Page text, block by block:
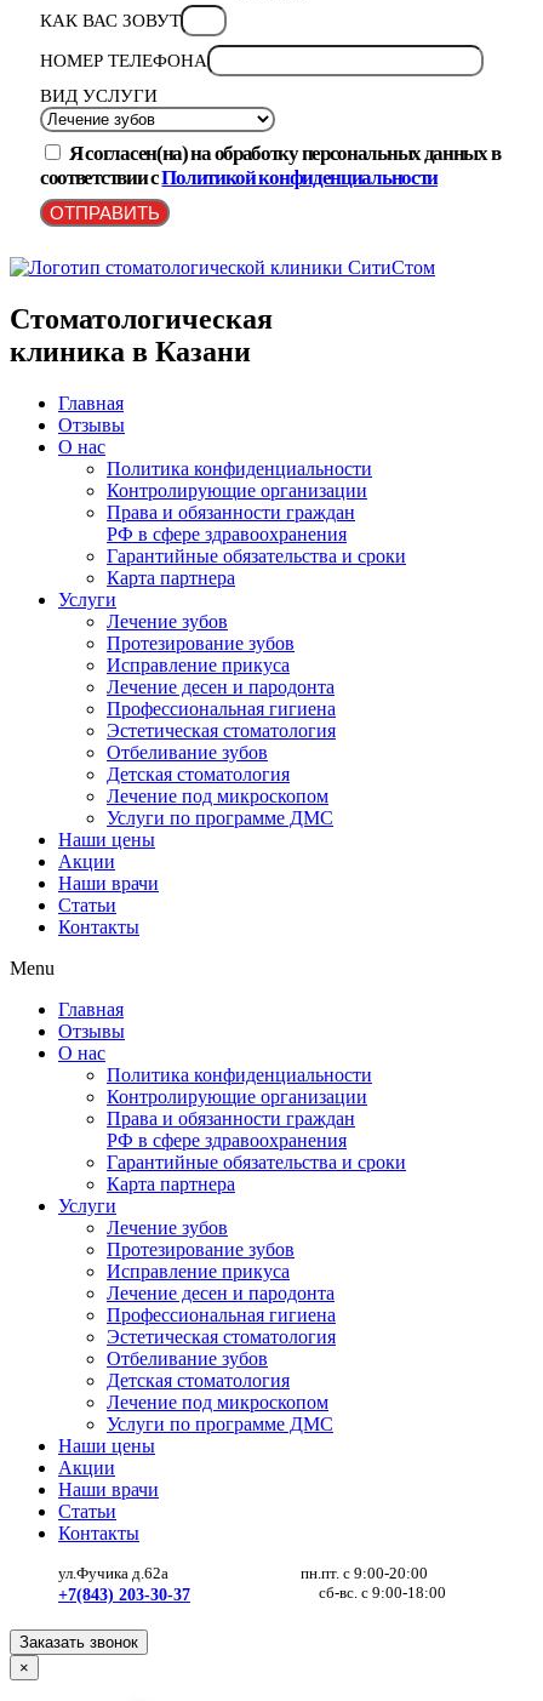
КАК ВАС ЗОВУТ
НОМЕР ТЕЛЕФОНА
ВИД УСЛУГИ
Я согласен(на) на обработку персональных данных в
соответствии сПолитикой конфиденциальности
ОТПРАВИТЬ
Стоматологическая
клиника в Казани
Главная
Отзывы
О нас
Политика конфиденциальности
Контролирующие организации
Права и обязанности граждан
РФ в сфере здравоохранения
Гарантийные обязательства и сроки
Карта партнера
Услуги
Лечение зубов
Протезирование зубов
Исправление прикуса
Лечение десен и пародонта
Профессиональная гигиена
Эстетическая стоматология
Отбеливание зубов
Детская стоматология
Лечение под микроскопом
Услуги по программе ДМС
Наши цены
Акции
Наши врачи
Статьи
Контакты
Menu
Главная
Отзывы
О нас
Политика конфиденциальности
Контролирующие организации
Права и обязанности граждан
РФ в сфере здравоохранения
Гарантийные обязательства и сроки
Карта партнера
Услуги
Лечение зубов
Протезирование зубов
Исправление прикуса
Лечение десен и пародонта
Профессиональная гигиена
Эстетическая стоматология
Отбеливание зубов
Детская стоматология
Лечение под микроскопом
Услуги по программе ДМС
Наши цены
Акции
Наши врачи
Статьи
Контакты
ул.Фучика д.62а
пн.пт. с 9:00-20:00
+7(843) 203-30-37
сб-вс. с 9:00-18:00
Заказать звонок
×